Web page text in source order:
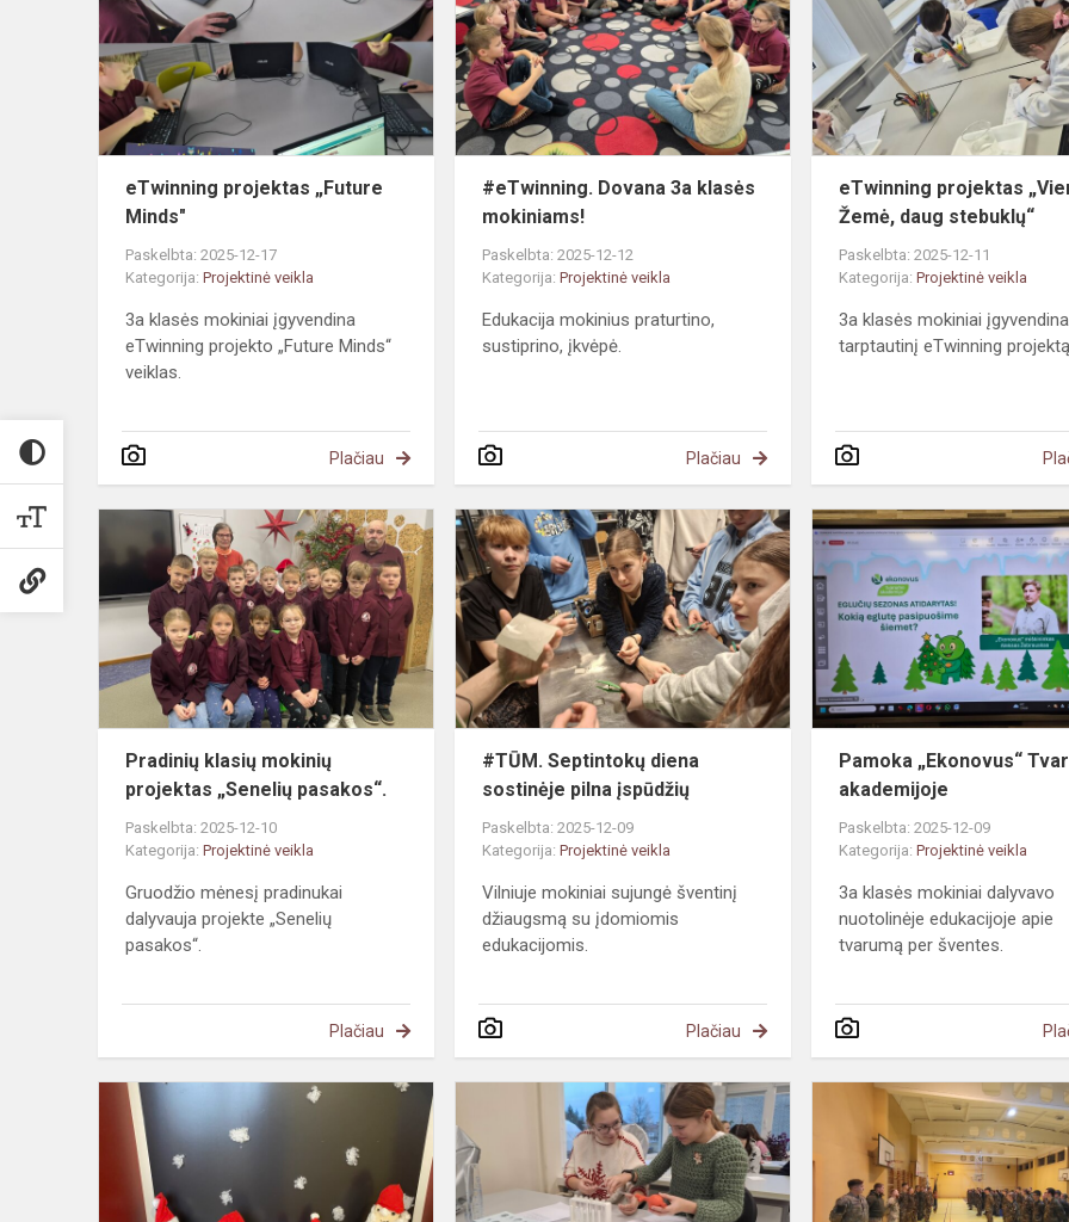
„Future
Minds"
eTwinning projektas „Future
Minds"
Paskelbta: 2025-12-17
Kategorija: Projektinė veikla
3a klasės mokiniai įgyvendina
eTwinning projekto „Future Minds“
veiklas.
Plačiau
3a
klasės
mokiniams!
#eTwinning. Dovana 3a klasės
mokiniams!
Paskelbta: 2025-12-12
Kategorija:Projektinė veikla
Edukacija mokinius praturtino,
sustiprino, įkvėpė.
Plačiau
eTwinning projektas
Žemė, daug stebuklų“
Paskelbta: 2025-12-11
Kategorija:Projektinė veikla
3a klasės mokiniai įgyvendina
tarptautinį eTwinning
Pradinių
klasių
mokinių
projektas
„Senelių
pasakos“.
Pradinių klasių mokinių
projektas „Senelių pasakos“.
Paskelbta: 2025-12-10
Kategorija: Projektinė veikla
Gruodžio mėnesį pradinukai
dalyvauja projekte „Senelių
pasakos“.
Plačiau
#TŪM.
Septintokų
diena
sostinėje
pilna
įspūdžių
#TŪM. Septintokų diena
sostinėje pilna įspūdžių
Paskelbta: 2025-12-09
Kategorija:Projektinė veikla
Vilniuje mokiniai sujungė šventinį
džiaugsmą su įdomiomis
edukacijomis.
Plačiau
Pamoka „Ekonovus“
akademijoje
Paskelbta: 2025-12-09
Kategorija:Projektinė veikla
3a klasės mokiniai dalyvavo
nuotolinėje edukacijoje apie
tvarumą per šventes.
#STEAM.
Kalėdiniai
nykštukai
#TŪM.
Technologijų
ir
gamtamokslinės
veiklos